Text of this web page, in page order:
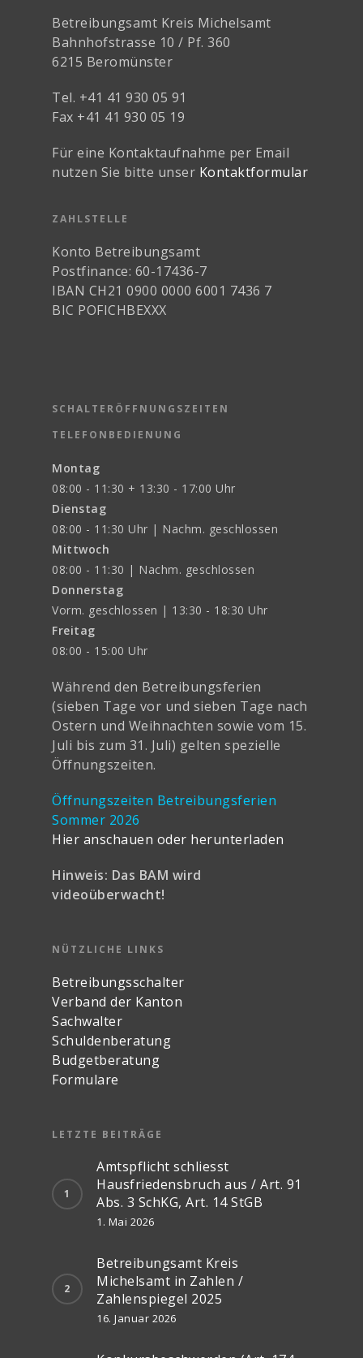
Betreibungsamt Kreis Michelsamt
Bahnhofstrasse 10 / Pf. 360
6215 Beromünster
Tel. +41 41 930 05 91
Fax +41 41 930 05 19
Für eine Kontaktaufnahme per Email
nutzen Sie bitte unser Kontaktformular
ZAHLSTELLE
Konto Betreibungsamt
Postfinance: 60-17436-7
IBAN CH21 0900 0000 6001 7436 7
BIC POFICHBEXXX
SCHALTERÖFFNUNGSZEITEN
TELEFONBEDIENUNG
Montag
08:00 - 11:30 + 13:30 - 17:00 Uhr
Dienstag
08:00 - 11:30 Uhr | Nachm. geschlossen
Mittwoch
08:00 - 11:30 | Nachm. geschlossen
Donnerstag
Vorm. geschlossen | 13:30 - 18:30 Uhr
Freitag
08:00 - 15:00 Uhr
Während den Betreibungsferien
(sieben Tage vor und sieben Tage nach
Ostern und Weihnachten sowie vom 15.
Juli bis zum 31. Juli) gelten spezielle
Öffnungszeiten.
Öffnungszeiten Betreibungsferien
Sommer 2026
Hier anschauen oder herunterladen
Hinweis: Das BAM wird
videoüberwacht!
NÜTZLICHE LINKS
Betreibungsschalter
Verband der Kanton
Sachwalter
Schuldenberatung
Budgetberatung
Formulare
LETZTE BEITRÄGE
Amtspflicht schliesst
Hausfriedensbruch aus / Art. 91
Abs. 3 SchKG, Art. 14 StGB
1. Mai 2026
Betreibungsamt Kreis
Michelsamt in Zahlen /
Zahlenspiegel 2025
16. Januar 2026